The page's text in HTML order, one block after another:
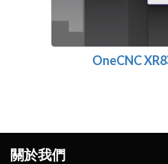
OneCNC
關於我們